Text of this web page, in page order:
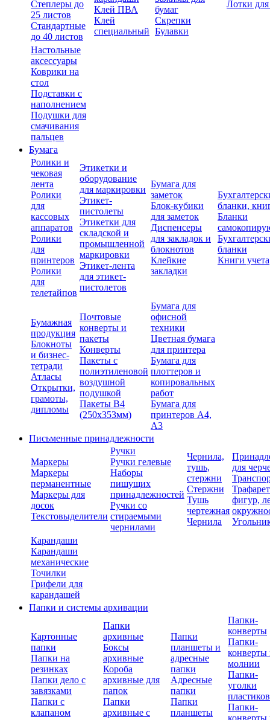
Степлеры до
25 листов
Стандартные
до 40 листов
Клей ПВА
Клей
специальный
бумаг
Скрепки
Булавки
Лотки
Настольные
аксессуары
Коврики на
стол
Подставки с
наполнением
Подушки для
смачивания
пальцев
Бумага
Ролики и
чековая
лента
Ролики
для
кассовых
аппаратов
Ролики
для
принтеров
Ролики
для
телетайпов
Этикетки и
оборудование
для маркировки
Этикет-
пистолеты
Этикетки для
складской и
промышленной
маркировки
Этикет-лента
для этикет-
пистолетов
Бумага для
заметок
Блок-кубики
для заметок
Диспенсеры
для закладок и
блокнотов
Клейкие
закладки
бланки,
Бланки
бланки
Книги учета
Бумажная
продукция
Блокноты
и бизнес-
тетради
Атласы
Открытки,
грамоты,
дипломы
Почтовые
конверты и
пакеты
Конверты
Пакеты с
полиэтиленовой
воздушной
подушкой
Пакеты В4
(250х353мм)
Бумага для
офисной
техники
Цветная бумага
для принтера
Бумага для
плоттеров и
копировальных
работ
Бумага для
принтеров А4,
А3
Письменные принадлежности
Маркеры
Маркеры
перманентные
Маркеры для
досок
Текстовыделители
Ручки
Ручки гелевые
Наборы
пишущих
принадлежностей
Ручки со
стираемыми
чернилами
Чернила,
тушь,
стержни
Стержни
Тушь
чертежная
Чернила
для
фигур,
Карандаши
Карандаши
механические
Точилки
Грифели для
карандашей
Папки и системы архивации
Картонные
папки
Папки на
резинках
Папки дело с
завязками
Папки с
клапаном
Папки
архивные
Боксы
архивные
Короба
архивные для
папок
Папки
архивные с
Папки
планшеты и
адресные
папки
Адресные
папки
Папки
планшеты
Папки-
конверты
Папки-
конверты
молнии
Папки-
уголки
Папки-
конверты